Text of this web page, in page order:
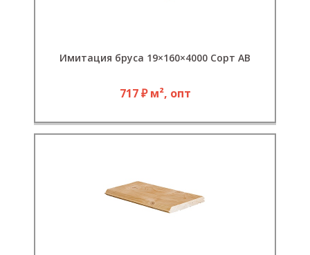
Имитация бруса 19×160×4000 Сорт АВ
717 ₽ м², опт